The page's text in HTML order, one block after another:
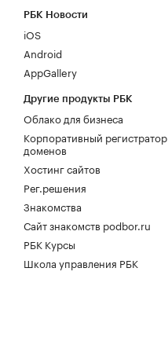
РБК Новости
iOS
Android
AppGallery
Другие продукты РБК
Облако для бизнеса
Корпоративный регистратор
доменов
Хостинг сайтов
Рег.решения
Знакомства
Сайт знакомств podbor.ru
РБК Курсы
Школа управления РБК